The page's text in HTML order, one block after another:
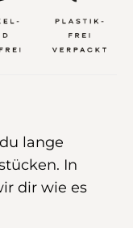
lange
In
dir wie es